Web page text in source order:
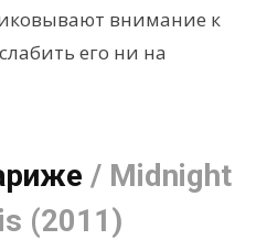
внимание к
его ни на
/ Midnight
(2011)